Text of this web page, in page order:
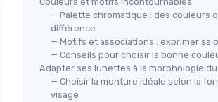
— Palette chromatique : des couleurs
différence
— Motifs et associations : exprimer sa
— Conseils pour choisir la bonne
Adapter ses lunettes à la morphologie
— Choisir la monture idéale selon la
visage